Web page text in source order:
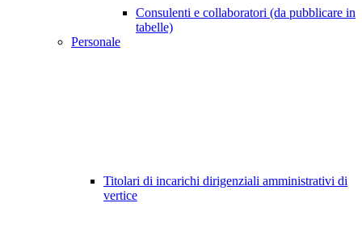
Consulenti e collaboratori (da pubblicare in
tabelle)
Personale
Titolari di incarichi dirigenziali amministrativi di
vertice